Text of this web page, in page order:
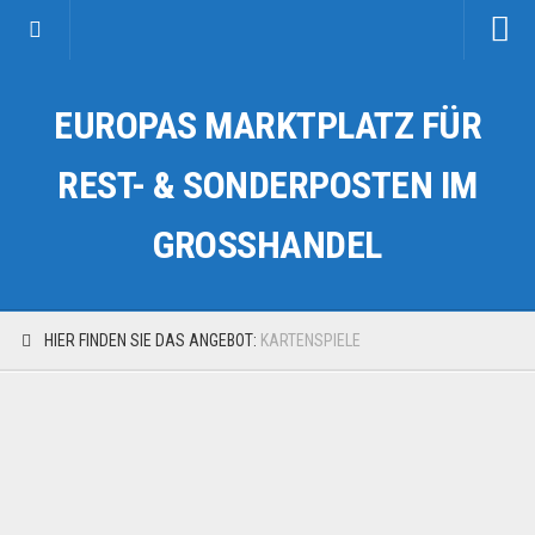
Kategorien
Auto & Motorrad
Fahrzeuge & Transport
EUROPAS MARKTPLATZ FÜR
REST- & SONDERPOSTEN IM
GROSSHANDEL
HIER FINDEN SIE DAS ANGEBOT: KARTENSPIELE